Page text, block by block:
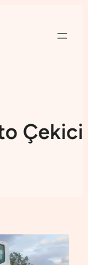
Çekici